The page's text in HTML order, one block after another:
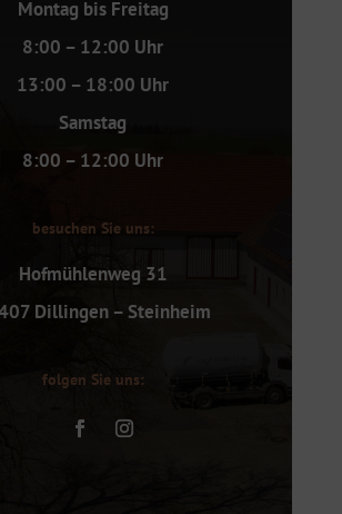
Montag bis Freitag
8:00 – 12:00 Uhr
13:00 – 18:00 Uhr
Samstag
8:00 – 12:00 Uhr
besuchen Sie uns:
Hofmühlenweg 31
Dillingen – Steinheim
folgen Sie uns: